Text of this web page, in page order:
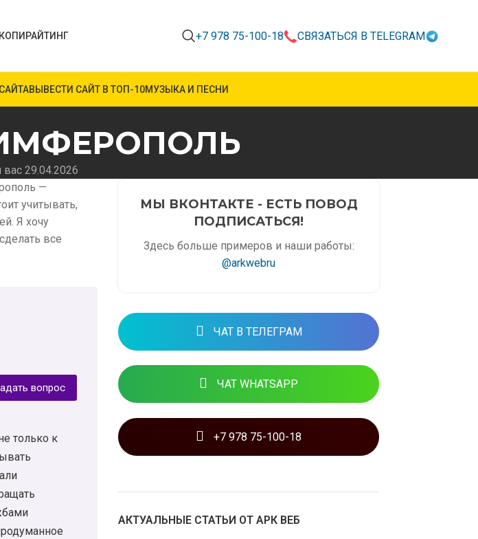
+7 978 75-100-18 СВЯЗАТЬСЯ В TELEGRAM
ВЫВЕСТИ САЙТ В ТОП-10МУЗЫКА И ПЕСНИ
29.04.2026
—
учитывать,
Я хочу
все
вопрос
только к
МЫ ВКОНТАКТЕ - ЕСТЬ ПОВОД
ПОДПИСАТЬСЯ!
Здесь больше примеров и наши работы:
@arkwebru
ЧАТ В ТЕЛЕГРАМ
ЧАТ WHATSAPP
+7 978 75-100-18
АКТУАЛЬНЫЕ СТАТЬИ ОТ АРК ВЕБ